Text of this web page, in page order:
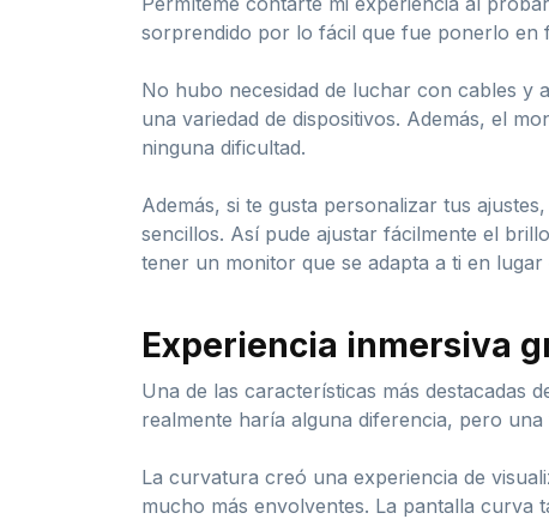
sorprendido por lo fácil que fue ponerlo en
No hubo necesidad de luchar con cables y
una variedad de dispositivos. Además, el
ninguna dificultad.
Además, si te gusta personalizar tus
sencillos. Así pude ajustar fácilmente el
tener un monitor que se adapta a ti en lugar
Experiencia inmersiva
Una de las características más destacadas
realmente haría alguna diferencia, pero
La curvatura creó una experiencia de
mucho más envolventes. La pantalla curva